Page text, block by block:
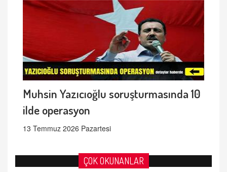
Muhsin Yazıcıoğlu soruşturmasında 10
ilde operasyon
13 Temmuz 2026 Pazartesi
ÇOK OKUNANLAR